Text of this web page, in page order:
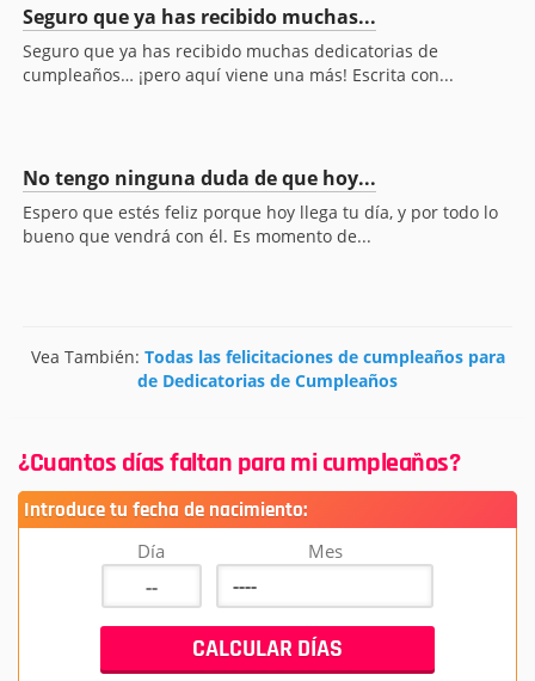
Seguro que ya has recibido muchas...
Seguro que ya has recibido muchas dedicatorias de
cumpleaños… ¡pero aquí viene una más! Escrita con...
No tengo ninguna duda de que hoy...
Espero que estés feliz porque hoy llega tu día, y por todo lo
bueno que vendrá con él. Es momento de...
Vea También: Todas las felicitaciones de cumpleaños para
de Dedicatorias de Cumpleaños
¿Cuantos días faltan para mi cumpleaños?
Introduce tu fecha de nacimiento:
Día Mes